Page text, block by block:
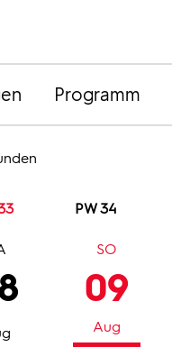
Programm
PW 34
09
Aug
SO